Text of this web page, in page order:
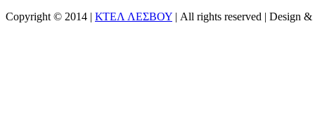
Copyright © 2014 | ΚΤΕΛ ΛΕΣΒΟΥ | All rights reserved | Design &